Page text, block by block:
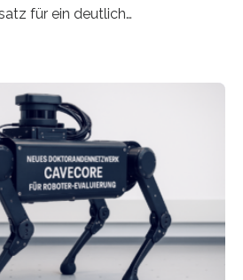
für ein deutlich
vom menschlichen Gehirn. Die
vor
Silizium-
ihre Grenzen: Sie verbrauchen
und Verarbeitungseinheiten
und die Datenübertragung
aus. Da KI-Modelle
und riesige Datenmengen
der Bedarf an neuen
Neben Quantencomputern